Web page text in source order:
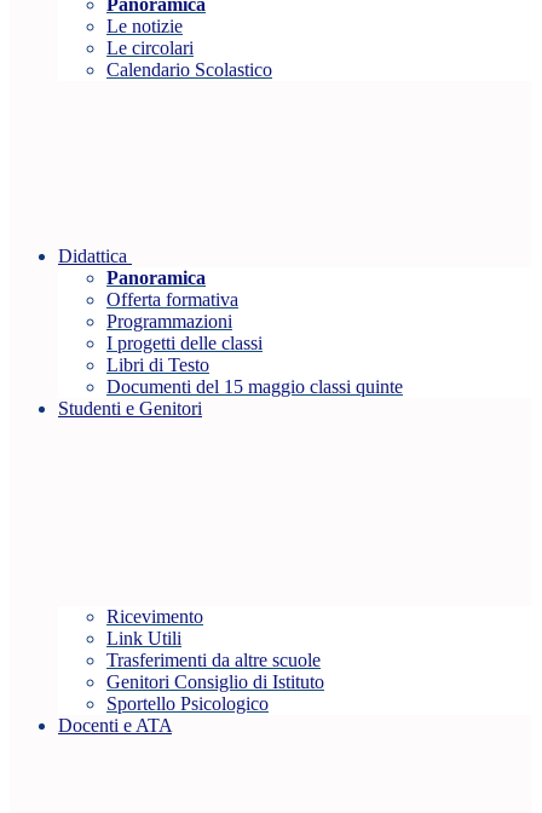
Panoramica
Le notizie
Le circolari
Calendario Scolastico
Didattica
Panoramica
Offerta formativa
Programmazioni
I progetti delle classi
Libri di Testo
Documenti del 15 maggio classi quinte
Studenti e Genitori
Ricevimento
Link Utili
Trasferimenti da altre scuole
Genitori Consiglio di Istituto
Sportello Psicologico
Docenti e ATA